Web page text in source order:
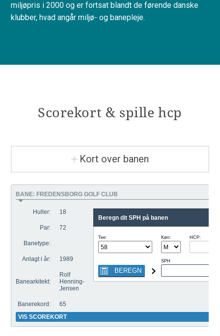
miljøpris i 2000 og er fortsat blandt de førende danske
klubber, hvad angår miljø- og banepleje.
Scorekort & spille hcp
Kort over banen